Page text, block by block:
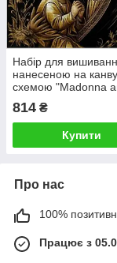
Набір для
нанесеною на канву
схемою "Madonna
Child". AIDA 14CT
40*40 см
814 ₴
Купити
Про нас
100%
Працює з